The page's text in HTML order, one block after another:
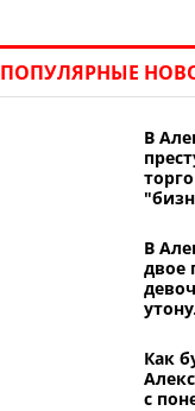
ПОПУЛЯРНЫЕ
В
В
двое
Как
с